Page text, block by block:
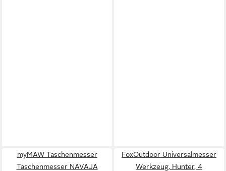
myMAW Taschenmesser
Taschenmesser NAVAJA
FoxOutdoor Universalmesser
Werkzeug, Hunter, 4